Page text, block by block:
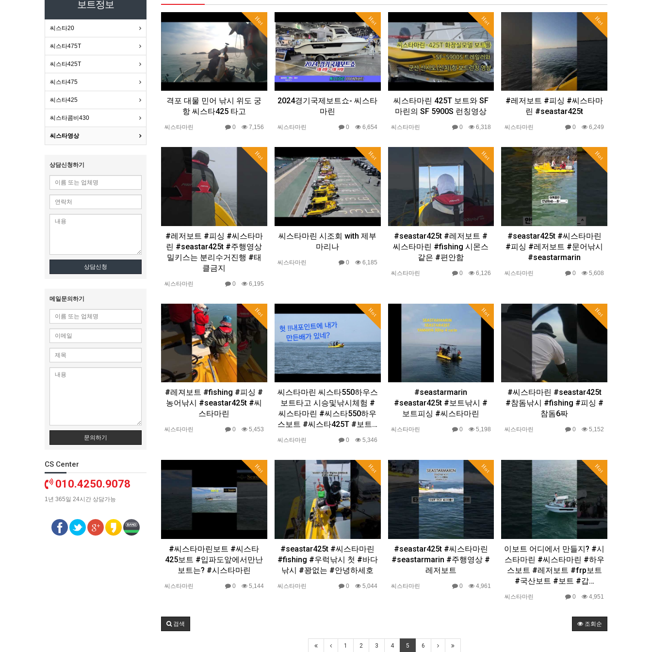
Hot
격포 대물 민어 낚시 위도 궁
항 씨스타425 타고
씨스타마린 0 7,156
Hot
2024경기국제보트쇼- 씨스타
마린
씨스타마린 0 6,654
Hot
씨스타마린 425T 보트와 SF
마린의 SF 5900S 런칭영상
씨스타마린 0 6,318
Hot
#레저보트 #피싱 #씨스타마
린 #seastar425t
씨스타마린 0 6,249
Hot
#레저보트 #피싱 #씨스타마
린 #seastar425t #주행영상
밀키스는 분리수거진행 #태
클금지
씨스타마린 0 6,195
Hot
씨스타마린 시조회 with 제부
마리나
씨스타마린 0 6,185
Hot
#seastar425t #레저보트 #
씨스타마린 #fishing 시몬스
같은 #편안함
씨스타마린 0 6,126
Hot
#seastar425t #씨스타마린
#피싱 #레저보트 #문어낚시
#seastarmarin
씨스타마린 0 5,608
Hot
#레져보트 #fishing #피싱 #
농어낚시 #seastar425t #씨
스타마린
씨스타마린 0 5,453
Hot
씨스타마린 씨스타550하우스
보트타고 시승및낚시체험 #
씨스타마린 #씨스타550하우
스보트 #씨스타425T #보트…
씨스타마린 0 5,346
Hot
#seastarmarin
#seastar425t #보트낚시 #
보트피싱 #씨스타마린
씨스타마린 0 5,198
Hot
#씨스타마린 #seastar425t
#참돔낚시 #fishing #피싱 #
참돔6짜
씨스타마린 0 5,152
Hot
#씨스타마린보트 #씨스타
425보트 #입파도앞에서만난
보트는? #시스타마린
씨스타마린 0 5,144
Hot
#seastar425t #씨스타마린
#fishing #우럭낚시 첫 #바다
낚시 #꽝없는 #안녕하세호
씨스타마린 0 5,044
Hot
#seastar425t #씨스타마린
#seastarmarin #주행영상 #
레저보트
씨스타마린 0 4,961
Hot
이보트 어디에서 만들지? #시
스타마린 #씨스타마린 #하우
스보트 #레저보트 #frp보트
#국산보트 #보트 #갑…
씨스타마린 0 4,951
조회순
검색
1 2 3 4 5 6
보트정보
씨스타20
씨스타475T
씨스타425T
씨스타475
씨스타425
씨스타콤비430
씨스타영상
상담신청하기
상담신청
메일문의하기
문의하기
CS Center
010.4250.9078
1년 365일 24시간 상담가능